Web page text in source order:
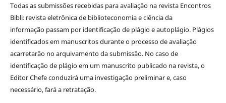
Todas as submissões recebidas para avaliação na revista Encontros
Bibli: revista eletrônica de biblioteconomia e ciência da
informaçãopassam por identificação de plágio e autoplágio. Plágios
identificados em manuscritos durante o processo de avaliação
acarretarão no arquivamento da submissão. No caso de
identificação de plágio em um manuscrito publicado na revista, o
Editor Chefe conduzirá uma investigação preliminar e, caso
necessário, fará a retratação.